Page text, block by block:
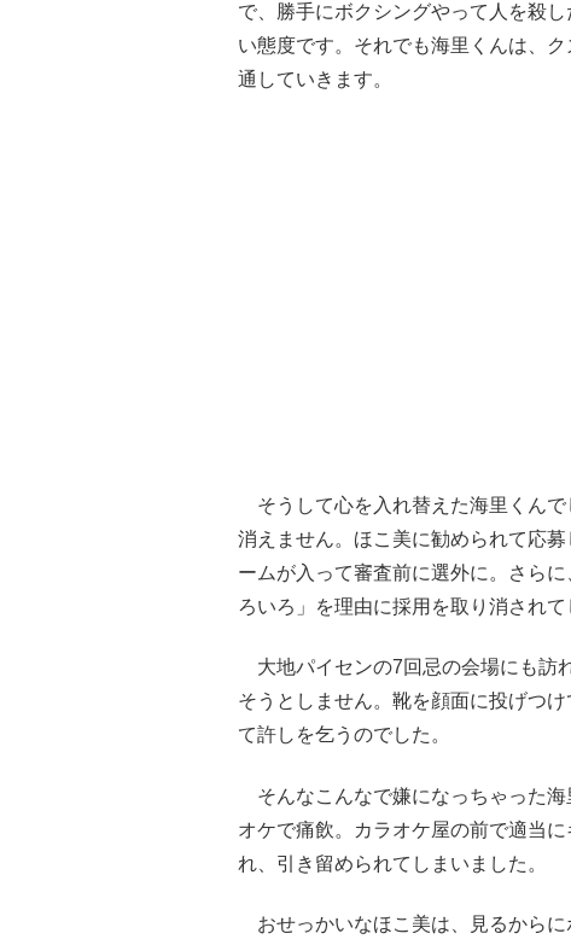
で、勝手にボクシングやって人を殺
い態度です。それでも海里くんは、
通していきます。
そうして心を入れ替えた海里くん
消えません。ほこ美に勧められて応
ームが入って審査前に選外に。さら
ろいろ」を理由に採用を取り消されて
大地パイセンの7回忌の会場にも訪
そうとしません。靴を顔面に投げつ
て許しを乞うのでした。
そんなこんなで嫌になっちゃった海
オケで痛飲。カラオケ屋の前で適当
れ、引き留められてしまいました。
おせっかいなほこ美は、見るからに